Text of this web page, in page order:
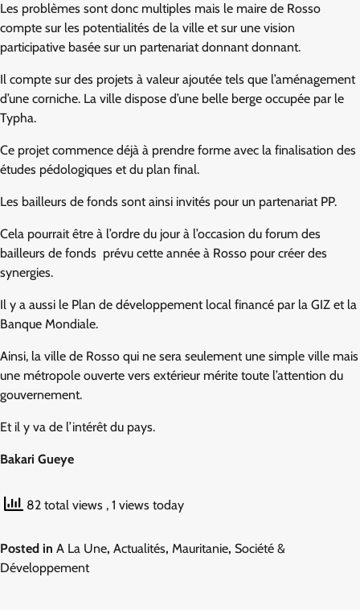
Les problèmes sont donc multiples mais le maire de Rosso
compte sur les potentialités de la ville et sur une vision
participative basée sur un partenariat donnant donnant.
Il compte sur des projets à valeur ajoutée tels que l’aménagement
d’une corniche. La ville dispose d’une belle berge occupée par le
Typha.
Ce projet commence déjà à prendre forme avec la finalisation des
études pédologiques et du plan final.
Les bailleurs de fonds sont ainsi invités pour un partenariat PP.
Cela pourrait être à l’ordre du jour à l’occasion du forum des
bailleurs de fonds prévu cette année à Rosso pour créer des
synergies.
Il y a aussi le Plan de développement local financé par la GIZ et la
Banque Mondiale.
Ainsi, la ville de Rosso qui ne sera seulement une simple ville mais
une métropole ouverte vers extérieur mérite toute l’attention du
gouvernement.
Et il y va de l’intérêt du pays.
Bakari Gueye
82 total views , 1 views today
Posted in A La Une, Actualités, Mauritanie, Société &
Développement